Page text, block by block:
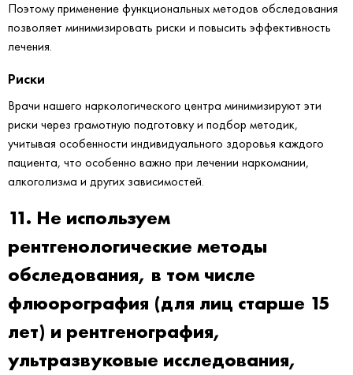
Поэтому применение функциональных методов обследования
позволяет минимизировать риски и повысить эффективность
лечения.
Риски
Врачи нашего наркологического центра минимизируют эти
риски через грамотную подготовку и подбор методик,
учитывая особенности индивидуального здоровья каждого
пациента, что особенно важно при лечении наркомании,
алкоголизма и других зависимостей.
11. Не используем
рентгенологические методы
обследования, в том числе
флюорография (для лиц старше 15
лет) и рентгенография,
ультразвуковые исследования,